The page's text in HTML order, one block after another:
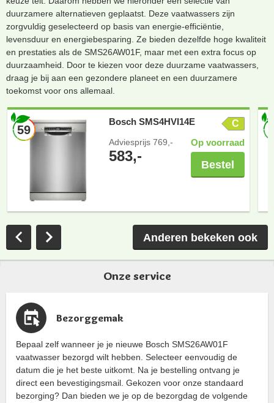
duurzamere alternatieven geplaatst. Deze vaatwassers zijn
zorgvuldig geselecteerd op basis van energie-efficiëntie,
levensduur en energiebesparing. Ze bieden dezelfde hoge kwaliteit
en prestaties als de SMS26AW01F, maar met een extra focus op
duurzaamheid. Door te kiezen voor deze duurzame vaatwassers,
draag je bij aan een gezondere planeet en een duurzamere
toekomst voor ons allemaal.
59
Bosch SMS4HVI14E C
Adviesprijs 769,-
583,-
Op voorraad
Bestel
Anderen bekeken ook
Onze service
Bezorggemak
Bepaal zelf wanneer je je nieuwe Bosch SMS26AW01F
vaatwasser bezorgd wilt hebben. Selecteer eenvoudig de
datum die je het beste uitkomt. Na je bestelling ontvang je
direct een bevestigingsmail. Gekozen voor onze standaard
bezorging? Dan bieden we je op de bezorgdag de volgende